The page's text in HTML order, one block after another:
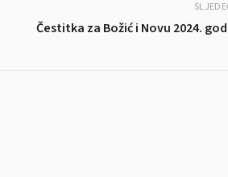
Čestitka za Božić i Novu 2024.